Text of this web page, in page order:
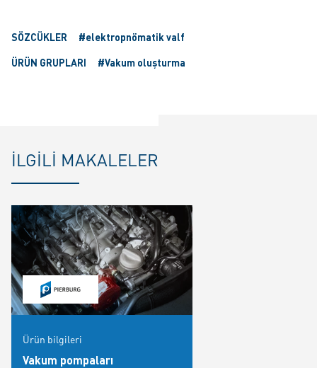
SÖZCÜKLER
#elektropnömatik valf
ÜRÜN GRUPLARI
#Vakum oluşturma
İLGILI MAKALELER
Ürün bilgileri
Vakum pompaları